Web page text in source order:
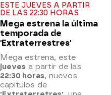
ESTE JUEVES A PARTIR
DE LAS 22:30 HORAS
Mega estrena la última
temporada de
'Extraterrestres'
Mega estrena, este
jueves a partir de las
22:30 horas, nuevos
capítulos de